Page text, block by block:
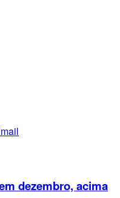
dezembro, acima